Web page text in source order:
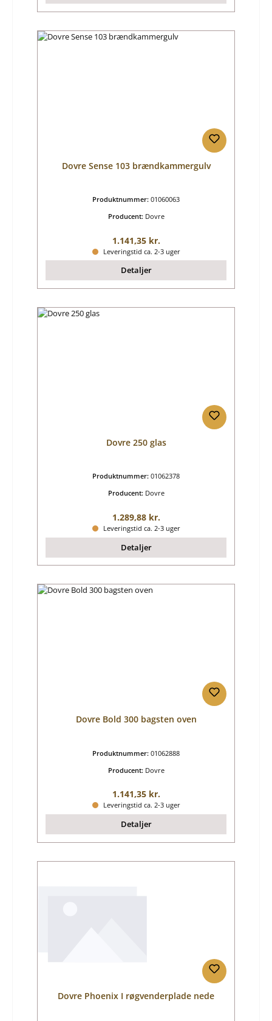
Dovre Sense 103 brændkammergulv
Produktnummer: 01060063
Producent: Dovre
Almindelig pris:
1.141,35 kr.
Leveringstid ca. 2-3 uger
Detaljer
Dovre 250 glas
Produktnummer: 01062378
Producent: Dovre
Almindelig pris:
1.289,88 kr.
Leveringstid ca. 2-3 uger
Detaljer
Dovre Bold 300 bagsten oven
Produktnummer: 01062888
Producent: Dovre
Almindelig pris:
1.141,35 kr.
Leveringstid ca. 2-3 uger
Detaljer
Dovre Phoenix I røgvenderplade nede